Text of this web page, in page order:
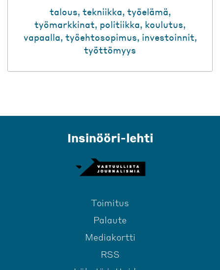
talous, tekniikka, työelämä,
työmarkkinat, politiikka, koulutus,
vapaalla, työehtosopimus, investoinnit,
työttömyys
Insinööri-lehti
Toimitus
Palaute
Mediakortti
RSS